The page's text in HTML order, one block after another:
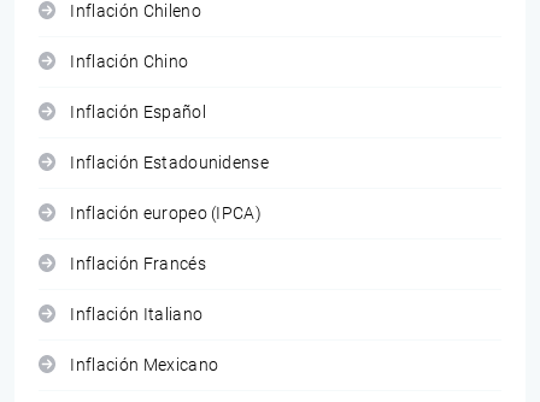
Inflación Chileno
Inflación Chino
Inflación Español
Inflación Estadounidense
Inflación europeo (IPCA)
Inflación Francés
Inflación Italiano
Inflación Mexicano